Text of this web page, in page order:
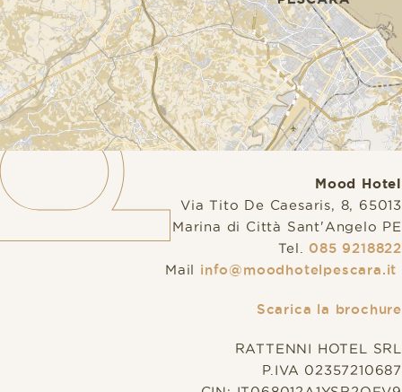
Mood Hotel
Via Tito De Caesaris, 8, 65013
Marina di Città Sant'Angelo PE
Tel. 085 9218822
Mail info@moodhotelpescara.it
Scarica la brochure
RATTENNI HOTEL SRL
P.IVA 02357210687